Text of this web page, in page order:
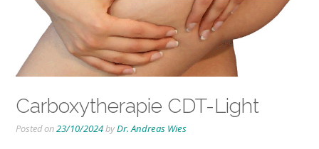
Carboxytherapie CDT-Light
Posted on23/10/2024byDr. Andreas Wies